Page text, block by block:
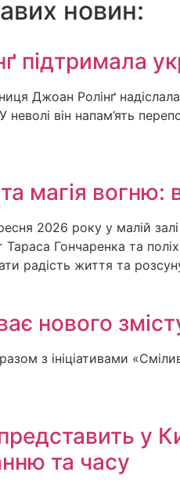
новин:
підтримала
Джоан Ролінґ
неволі він напам’ять
та магія
2026 року у малій
Тараса Гончаренка та
радість життя та
нового
з ініціативами
у
та часу